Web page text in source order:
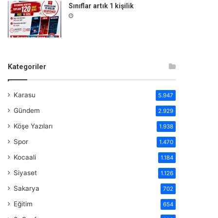
Sınıflar artık 1 kişilik
Kategoriler
Karasu 5.947
Gündem 2.929
Köşe Yazıları 1.938
Spor 1.470
Kocaali 1.184
Siyaset 1.126
Sakarya 702
Eğitim 654